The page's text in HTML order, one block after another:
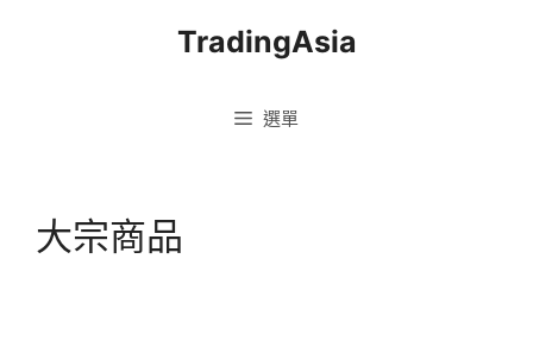
TradingAsia
選單
大宗商品